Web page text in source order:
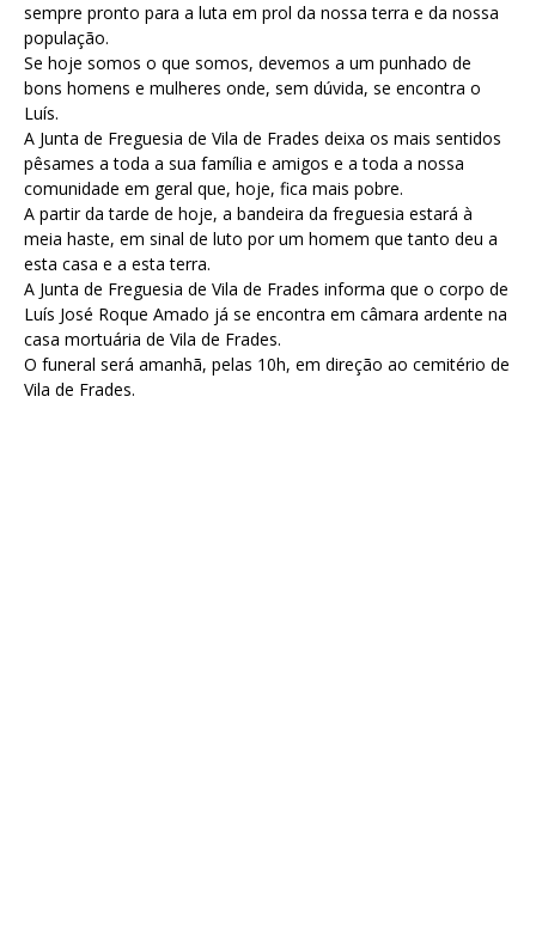
sempre pronto para a luta em prol da nossa terra e da nossa
população.
Se hoje somos o que somos, devemos a um punhado de
bons homens e mulheres onde, sem dúvida, se encontra o
Luís.
A Junta de Freguesia de Vila de Frades deixa os mais sentidos
pêsames a toda a sua família e amigos e a toda a nossa
comunidade em geral que, hoje, fica mais pobre.
A partir da tarde de hoje, a bandeira da freguesia estará à
meia haste, em sinal de luto por um homem que tanto deu a
esta casa e a esta terra.
A Junta de Freguesia de Vila de Frades informa que o corpo de
Luís José Roque Amado já se encontra em câmara ardente na
casa mortuária de Vila de Frades.
O funeral será amanhã, pelas 10h, em direção ao cemitério de
Vila de Frades.